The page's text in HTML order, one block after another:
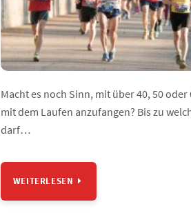
Macht es noch Sinn, mit über 40, 50 oder
mit dem Laufen anzufangen? Bis zu
darf…
WEITERLESEN